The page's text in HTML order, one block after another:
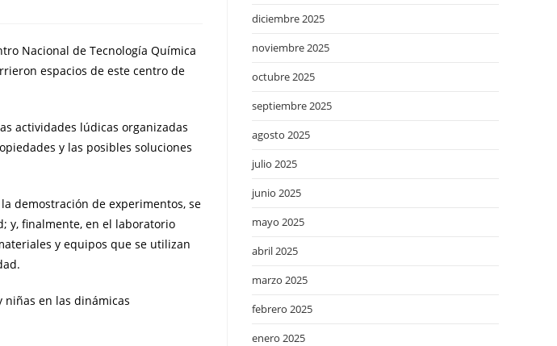
Nacional de Tecnología Química
espacios de este centro de
actividades lúdicas organizadas
y las posibles soluciones
demostración de experimentos, se
y, finalmente, en el laboratorio
y equipos que se utilizan
niñas en las dinámicas
diciembre 2025
noviembre 2025
octubre 2025
septiembre 2025
agosto 2025
julio 2025
junio 2025
mayo 2025
abril 2025
marzo 2025
febrero 2025
enero 2025